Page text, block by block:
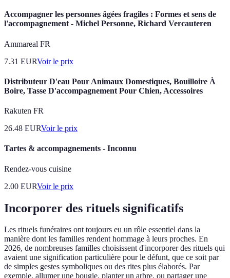
Accompagner les personnes âgées fragiles : Formes et sens de
l'accompagnement - Michel Personne, Richard Vercauteren
Ammareal FR
7.31 EURVoir le prix
Distributeur D'eau Pour Animaux Domestiques, Bouilloire À
Boire, Tasse D'accompagnement Pour Chien, Accessoires
Rakuten FR
26.48 EURVoir le prix
Tartes & accompagnements - Inconnu
Rendez-vous cuisine
2.00 EURVoir le prix
Incorporer des rituels significatifs
Les rituels funéraires ont toujours eu un rôle essentiel dans la
manière dont les familles rendent hommage à leurs proches. En
2026, de nombreuses familles choisissent d'incorporer des rituels qui
avaient une signification particulière pour le défunt, que ce soit par
de simples gestes symboliques ou des rites plus élaborés. Par
exemple, allumer une bougie, planter un arbre, ou partager une